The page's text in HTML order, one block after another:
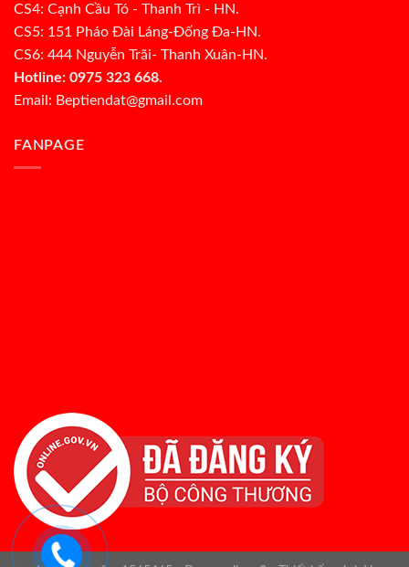
CS4: Cạnh Cầu Tó - Thanh Trì - HN.
CS5: 151 Pháo Đài Láng-Đống Đa-HN.
CS6: 444 Nguyễn Trãi- Thanh Xuân-HN.
Hotline: 0975 323 668.
Email: Beptiendat@gmail.com
FANPAGE